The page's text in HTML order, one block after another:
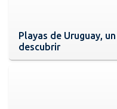
Playas de Uruguay,
descubrir